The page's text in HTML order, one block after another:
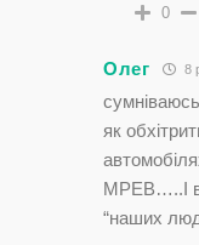
0
Олег 8
як
МРЕВ…..І
“наших